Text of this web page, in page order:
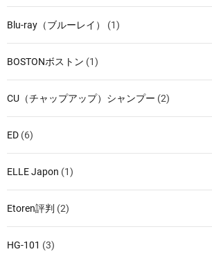
Blu-ray（ブルーレイ） (1)
BOSTONボストン (1)
CU（チャップアップ）シャンプー (2)
ED (6)
ELLE Japon (1)
Etoren評判 (2)
HG-101 (3)